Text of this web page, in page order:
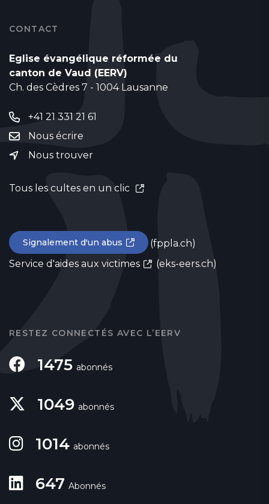
CONTACT
Eglise évangélique réformée du
canton de Vaud (EERV)
Ch. des Cèdres 7 - 1004 Lausanne
+41 21 331 21 61
Nous écrire
Nous trouver
Tous les cultes en un clic
Signalement d'un abus
(fppla.ch)
Service d'aides aux victimes
(eks-eers.ch)
RESTEZ CONNECTÉS AVEC L’EERV
1475 abonnés
1049 abonnés
1014 abonnés
647 Abonnés